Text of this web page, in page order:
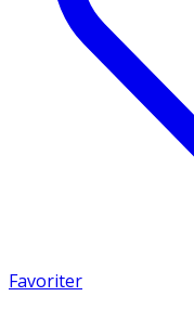
Favoriter